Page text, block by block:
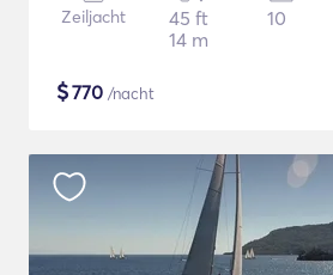
Zeiljacht
45 ft
14 m
10
$770 /nacht